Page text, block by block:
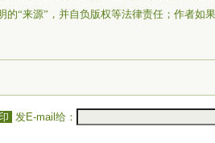
“来源”，并自负版权等法律责任；作者如
发E-mail给：